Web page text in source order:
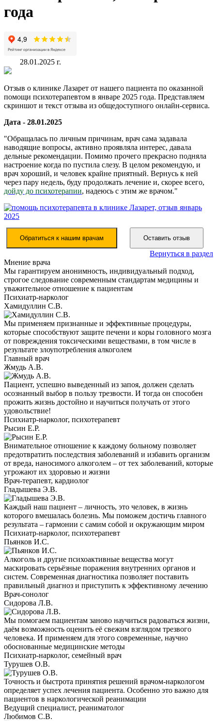
года
28.01.2025 г.
Отзыв о клинике Лазарет от нашего пациента по оказанной
помощи психотерапевтом в январе 2025 года. Представляем
скриншот и текст отзыва из общедоступного онлайн-сервиса.
Дата - 28.01.2025
"Обращалась по личным причинам, врач сама задавала
наводящие вопросы, активно проявляла интерес, давала
дельные рекомендации. Помимо прочего прекрасно подняла
настроение когда по пустила слезу. В целом рекомендую, и
врач хороший, и человек крайне приятный. Вернусь к ней
через пару недель, буду продолжать лечение и, скорее всего,
дойду до психотерапии, надеюсь с этим же врачом."
Обратиться к нашим врачам Оставить отзыв
Вернуться в раздел
Мнение врача
Мы гарантируем анонимность, индивидуальный подход,
строгое следование современным стандартам медицины и
уважительное отношение к пациентам
Психиатр-нарколог
Хамидуллин С.В.
Мы применяем признанные и эффективные процедуры,
которые способствуют защите печени и коры головного мозга
от повреждения токсическими веществами, в том числе в
результате злоупотребления алкоголем
Главный врач
Жмудь А.В.
Пациент, успешно выведенный из запоя, должен сделать
осознанный выбор в пользу трезвости. И тогда он способен
прожить жизнь достойно и научиться получать от этого
удовольствие!
Психиатр-нарколог, психотерапевт
Рысин Е.Р.
Внимательное отношение к каждому больному позволяет
предотвратить последствия заболеваний и избавить организм
от вреда, наносимого алкоголем – от тех заболеваний, которые
угрожают их здоровью и жизни
Врач-терапевт, кардиолог
Гладышева Э.В.
Каждый наш пациент – личность, это человек, в жизнь
которого вмешалась болезнь. Мы поможем достичь главного
результата – гармонии с самим собой и окружающим миром
Психиатр-нарколог, психотерапевт
Пьянков И.С.
Алкоголь и другие психоактивные вещества могут
маскировать серьёзные поражения внутренних органов и
систем. Современная диагностика позволяет поставить
правильный диагноз и приступить к эффективному лечению
Врач-сонолог
Сидорова Л.В.
Мы помогаем пациентам заново научиться радоваться жизни,
даём возможность оценить её свежим взглядом трезвого
человека. И применяем для этого современные, научно
обоснованные медицинские методы
Психиатр-нарколог, семейный врач
Турушев О.В.
Точность и быстрота принятия решений врачом-наркологом
определяет успех лечения пациента. Особенно это важно для
пациентов в наркологической реанимации
Ведущий специалист, реаниматолог
Любимов С.В.